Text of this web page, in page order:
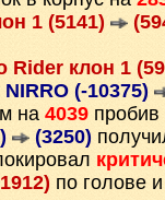
1 (5141)
Rider клон 1
NIRRO (-10375)
на 4039 пробив
(3250)
по голове